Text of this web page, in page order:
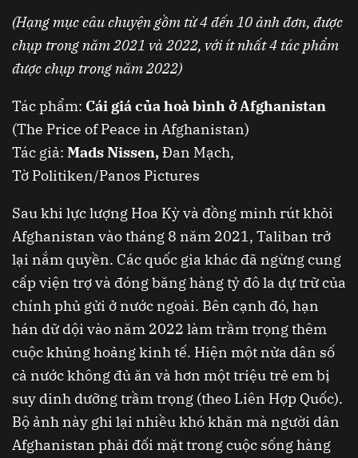
(Hạng mục câu chuyện gồm từ 4 đến 10 ảnh đơn, được
chụp trong năm 2021 và 2022, với ít nhất 4 tác phẩm
được chụp trong năm 2022)
Tác phẩm: Cái giá của hoà bình ở Afghanistan
(The Price of Peace in Afghanistan)
Tác giả: Mads Nissen,Đan Mạch,
Tờ Politiken/Panos Pictures
Sau khi lực lượng Hoa Kỳ và đồng minh rút khỏi
Afghanistan vào tháng 8 năm 2021, Taliban trở
lại nắm quyền. Các quốc gia khác đã ngừng cung
cấp viện trợ và đóng băng hàng tỷ đô la dự trữ của
chính phủ gửi ở nước ngoài. Bên cạnh đó, hạn
hán dữ dội vào năm 2022 làm trầm trọng thêm
cuộc khủng hoảng kinh tế. Hiện một nửa dân số
cả nước không đủ ăn và hơn một triệu trẻ em bị
suy dinh dưỡng trầm trọng (theo Liên Hợp Quốc).
Bộ ảnh này ghi lại nhiều khó khăn mà người dân
Afghanistan phải đối mặt trong cuộc sống hàng